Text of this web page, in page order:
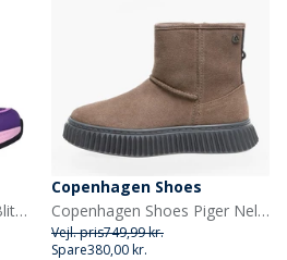
SKECHERS Piger Eventyr Blitz Sjov Forfølgelse Vandtætte Sko Purple Light Blue
Copenhagen Shoes
Copenhagen Shoes Piger Nelly Støvler 0241 Cognac
Vejl. pris749,99 kr.
Spare380,00 kr.